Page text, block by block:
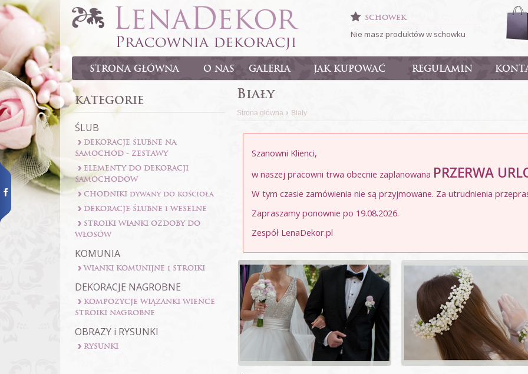
SCHOWEK
Nie masz produktów w schowku
Menu
STRONA GŁÓWNA O NAS GALERIA JAK KUPOWAĆ REGULAMIN
KATEGORIE
ŚLUB
DEKORACJE ŚLUBNE NA
SAMOCHÓD - ZESTAWY
ELEMENTY DO DEKORACJI
SAMOCHODÓW
CHODNIKI dywany do kościoła
DEKORACJE ŚLUBNE i WESELNE
STROIKI WIANKI OZDOBY DO
WŁOSÓW
KOMUNIA
WIANKI KOMUNIJNE i STROIKI
DEKORACJE NAGROBNE
KOMPOZYCJE WIĄZANKI WIEŃCE
STROIKI NAGROBNE
OBRAZY i RYSUNKI
RYSUNKI
Biały
Strona główna › Biały
Szanowni Klienci,
w naszej pracowni trwa obecnie zaplanowana PRZERWA
W tym czasie zamówienia nie są przyjmowane. Za utrudnienia
Zapraszamy ponownie po 19.08.2026.
Zespół LenaDekor.pl